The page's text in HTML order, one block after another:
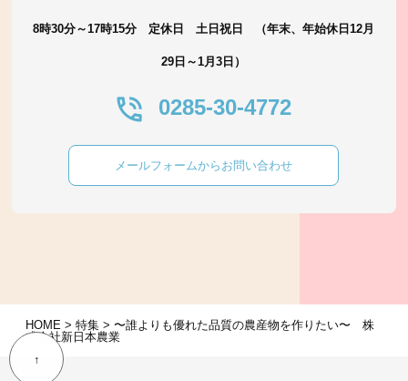
8時30分～17時15分 定休日 土日祝日 （年末、年始休日12月
29日～1月3日）
0285-30-4772
メールフォームからお問い合わせ
↑
HOME >特集 >〜誰よりも優れた品質の農産物を作りたい〜 株
式会社新日本農業